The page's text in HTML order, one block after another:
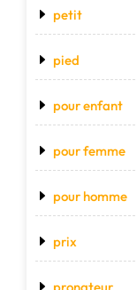
petit
pied
pour enfant
pour femme
pour homme
prix
pronateur